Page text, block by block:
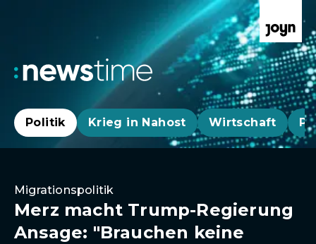
Politik Krieg in Nahost Wirtschaft
Migrationspolitik
Merz macht Trump-Regierung
Ansage: "Brauchen keine